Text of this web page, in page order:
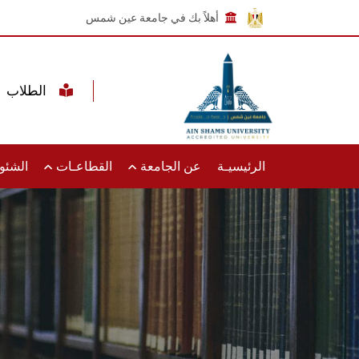
أهلاً بك في جامعة عين شمس
الرئيسيـة عن الجامعة القطاعـات